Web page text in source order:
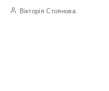
Вікторія Стоянова